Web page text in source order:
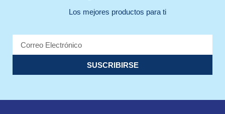
Los mejores productos para ti
SUSCRIBIRSE